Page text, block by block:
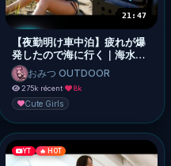
21:47
【夜勤明け車中泊】疲れが爆
発したので海に行く｜海水浴
と焼きそばとレモンサワー🍋
おみつ OUTDOOR
275k·récent· 8k
Cute Girls
YT 🔥 HOT